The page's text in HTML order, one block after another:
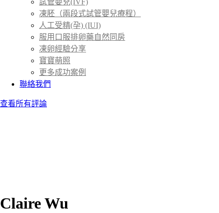
試管嬰兒(IVF)
凍胚（兩段式試管嬰兒療程）
人工受精(孕) (IUI)
服用口服排卵藥自然同房
凍卵經驗分享
寶寶萌照
更多成功案例
聯絡我們
查看所有評論
Claire Wu